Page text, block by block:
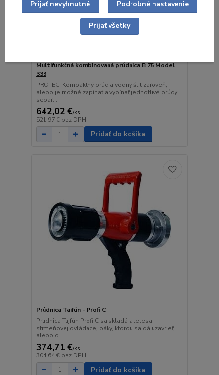
Multifunkčná kombinovaná prúdnica B 75 Model
333
PROTEC Kompaktný prúd a vodný štít zároveň,
alebo je možné zapínať a vypínať jednotlivé prúdy
separ...
642,02 €/ks
521,97 € bez DPH
Pridať do košíka
Prúdnica Tajfún - Profi C
Prúdnica Tajfún Profi C sa skladá z telesa,
strmeňovej ovládacej páky, ktorou sa dá uzavrieť
alebo o...
374,71 €/ks
304,64 € bez DPH
Pridať do košíka
Prijať nevyhnutné Podrobné nastavenie
Prijať všetky